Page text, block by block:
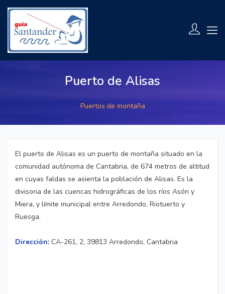
Puerto de Alisas
Puertos de montaña
El puerto de Alisas es un puerto de montaña situado en la
comunidad autónoma de Cantabria, de 674 metros de altitud
en cuyas faldas se asienta la población de Alisas. Es la
divisoria de las cuencas hidrográficas de los ríos Asón y
Miera, y límite municipal entre Arredondo, Riotuerto y
Ruesga.
Dirección: CA-261, 2, 39813 Arredondo, Cantabria